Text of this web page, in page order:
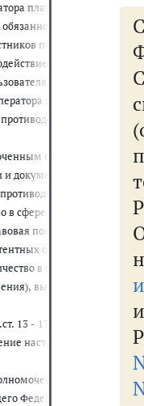
платформы цифрового
оператора
платформы
оператора
платформы
платформы
органом
документов
противодействия
в сфере борьбы с
помощь
органов
в сфере борьбы с
вынесенного судом
13 - 17)
настоящего
органа и его
Федерального закона